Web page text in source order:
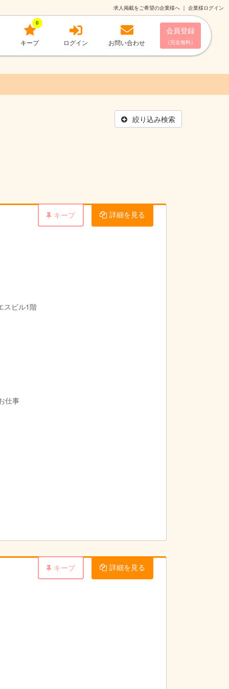
求人掲載をご希望の企業様へ ｜ 企業様ログイン
キープ
0
ログイン お問い合わせ
会員登録
（完全無料）
絞り込み検索
キープ 詳細を見る
スビル1階
遅番の時間帯の短時間勤務も大歓迎です♪
仕事
キープ 詳細を見る